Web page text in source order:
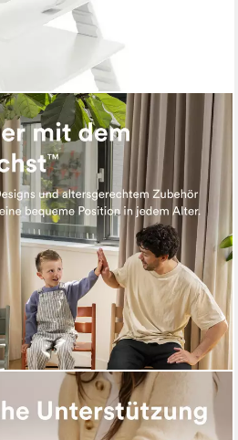
mit Baby set und Stokke Tray